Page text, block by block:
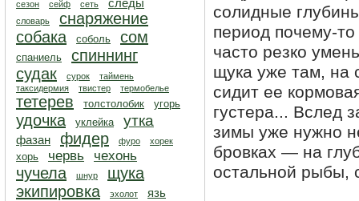
сезон
сейф сеть следы
словарь
снаряжение
собака
соболь сом
спаниель
спиннинг
судак
сурок
таймень
таксидермия
твистер термобелье
тетерев толстолобик угорь
удочка уклейка утка
фазан фидер фуро хорек
хорь червь чехонь
чучела шнур
щука
экипировка
эхолот язь
солидные
период почему-
часто резко
щука уже там, на
сидит ее
густера... Вслед
зимы уже нужно
бровках — на
остальной рыбы,